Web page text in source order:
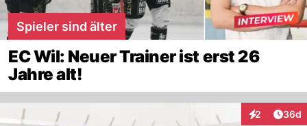
Spieler sind älter
EC Wil: Neuer Trainer ist erst 26
Jahre alt!
2
Interaktionen
36d